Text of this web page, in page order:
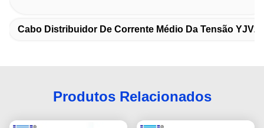
Cabo Distribuidor De Corrente Médio Da Tensão YJV22
Produtos Relacionados